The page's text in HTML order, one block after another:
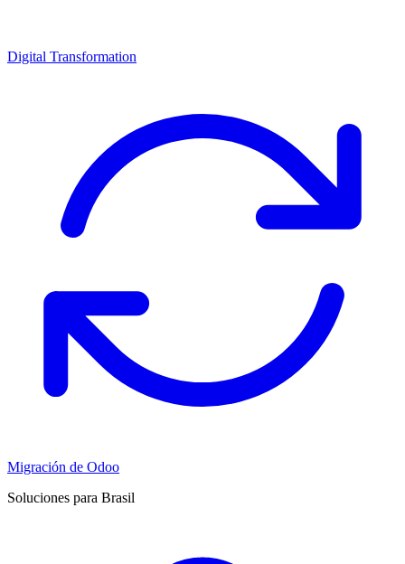
Digital Transformation
Migración de Odoo
Soluciones para Brasil